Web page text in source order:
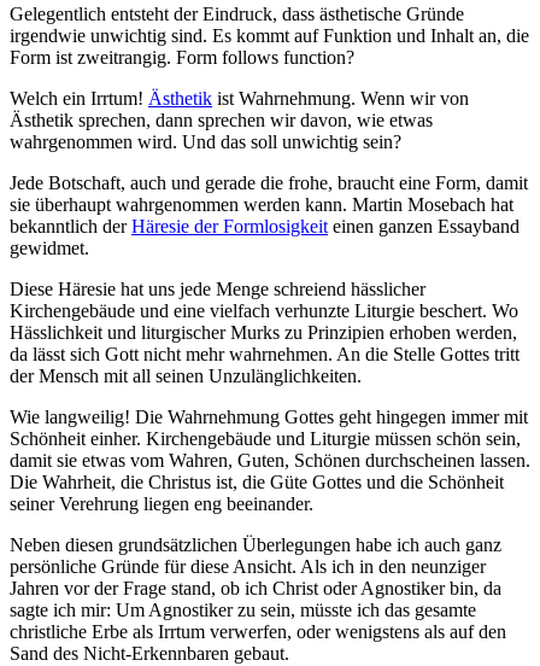
Gelegentlich entsteht der Eindruck, dass ästhetische Gründe
irgendwie unwichtig sind. Es kommt auf Funktion und Inhalt an, die
Form ist zweitrangig. Form follows function?
Welch ein Irrtum! Ästhetik ist Wahrnehmung. Wenn wir von
Ästhetik sprechen, dann sprechen wir davon, wie etwas
wahrgenommen wird. Und das soll unwichtig sein?
Jede Botschaft, auch und gerade die frohe, braucht eine Form, damit
sie überhaupt wahrgenommen werden kann. Martin Mosebach hat
bekanntlich derHäresie der Formlosigkeit einen ganzen Essayband
gewidmet.
Diese Häresie hat uns jede Menge schreiend hässlicher
Kirchengebäude und eine vielfach verhunzte Liturgie beschert. Wo
Hässlichkeit und liturgischer Murks zu Prinzipien erhoben werden,
da lässt sich Gott nicht mehr wahrnehmen. An die Stelle Gottes tritt
der Mensch mit all seinen Unzulänglichkeiten.
Wie langweilig! Die Wahrnehmung Gottes geht hingegen immer mit
Schönheit einher. Kirchengebäude und Liturgie müssen schön sein,
damit sie etwas vom Wahren, Guten, Schönen durchscheinen lassen.
Die Wahrheit, die Christus ist, die Güte Gottes und die Schönheit
seiner Verehrung liegen eng beeinander.
Neben diesen grundsätzlichen Überlegungen habe ich auch ganz
persönliche Gründe für diese Ansicht. Als ich in den neunziger
Jahren vor der Frage stand, ob ich Christ oder Agnostiker bin, da
sagte ich mir: Um Agnostiker zu sein, müsste ich das gesamte
christliche Erbe als Irrtum verwerfen, oder wenigstens als auf den
Sand des Nicht-Erkennbaren gebaut.